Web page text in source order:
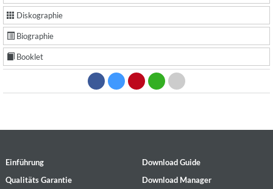
Diskographie
Biographie
Booklet
Einführung
Qualitäts Garantie
Download Guide
Download Manager